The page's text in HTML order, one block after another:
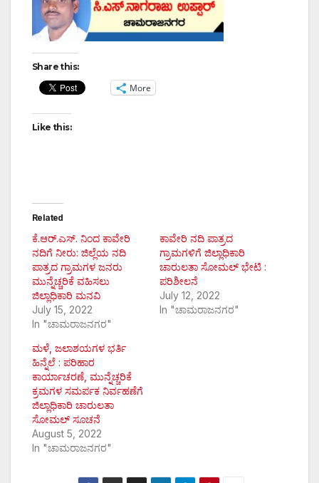
Share this:
More
Like this:
Related
ಕೆ.ಆರ್.ಎಸ್. ನಿಂದ ಕಾವೇರಿ
ನದಿಗೆ ನೀರು: ಜಿಲ್ಲೆಯ ನದಿ
ಪಾತ್ರದ ಗ್ರಾಮಗಳ ಜನರು
ಮುನ್ನೆಚ್ಚರಿಕೆ ವಹಿಸಲು
ಜಿಲ್ಲಾಧಿಕಾರಿ ಮನವಿ
July 15, 2022
In "ಚಾಮರಾಜನಗರ"
ಕಾವೇರಿ ನದಿ ಪಾತ್ರದ
ಗ್ರಾಮಗಳಿಗೆ ಜಿಲ್ಲಾಧಿಕಾರಿ
ಚಾರುಲತಾ ಸೋಮಲ್ ಭೇಟಿ :
ಪರಿಶೀಲನೆ
July 12, 2022
In "ಚಾಮರಾಜನಗರ"
ಮಳೆ, ಜಲಾಶಯಗಳ ಭರ್ತಿ
ಹಿನ್ನೆಲೆ : ಪರಿಹಾರ
ಕಾರ್ಯಾಚರಣೆ, ಮುನ್ನೆಚ್ಚರಿಕೆ
ಕ್ರಮಗಳ ಸಮರ್ಪಕ ನಿರ್ವಹಣೆಗೆ
ಜಿಲ್ಲಾಧಿಕಾರಿ ಚಾರುಲತಾ
ಸೋಮಲ್ ಸೂಚನೆ
August 5, 2022
In "ಚಾಮರಾಜನಗರ"